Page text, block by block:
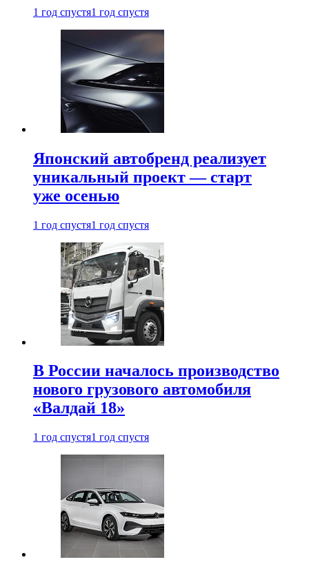
1 год спустя1 год спустя
Японский автобренд реализует
уникальный проект — старт
уже осенью
1 год спустя1 год спустя
В России началось производство
нового грузового автомобиля
«Валдай 18»
1 год спустя1 год спустя